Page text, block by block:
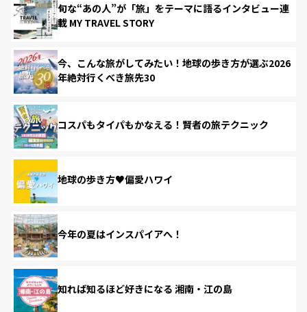
旬な“あの人”が「旅」をテーマに語るインタビュー連
載 MY TRAVEL STORY
今、こんな旅がしてみたい！地球の歩き方が選ぶ2026
年絶対行くべき旅先30
コスパもタイパもかなえる！賢者の旅テクニック
地球の歩き方♥偏愛ハワイ
今年の夏はインスパイアへ！
知れば知るほど好きになる 湘南・江の島